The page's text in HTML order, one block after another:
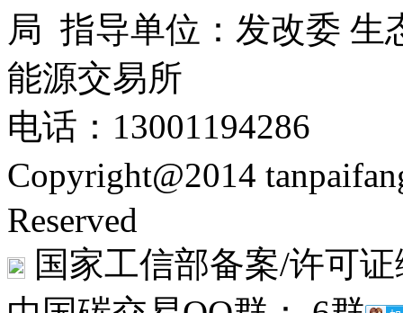
局 指导单位：发改委 生
能源交易所
电话：13001194286
Copyright@2014
Reserved
国家工信部备案/许可